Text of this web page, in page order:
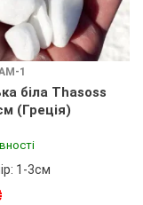
1
біла Thasoss
(Греція)
1-3см